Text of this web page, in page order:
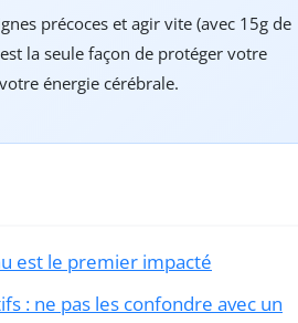
précoces et agir vite (avec 15g de
la seule façon de protéger votre
énergie cérébrale.
est le premier impacté
: ne pas les confondre avec un